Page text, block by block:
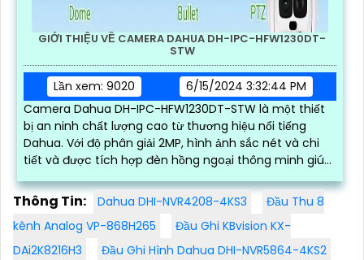
GIỚI THIỆU VỀ CAMERA DAHUA DH-IPC-HFW1230DT-
STW
Lần xem: 9020
6/15/2024 3:32:44 PM
Camera Dahua DH-IPC-HFW1230DT-STW là một thiết
bị an ninh chất lượng cao từ thương hiệu nổi tiếng
Dahua. Với độ phân giải 2MP, hình ảnh sắc nét và chi
tiết và được tích hợp đèn hồng ngoại thông minh giúp
quan sát trong điều kiện ánh sáng yếu
Thông Tin: Dahua DHI-NVR4208-4KS3
Đầu Thu 8
kênh Analog VP-868H265
Đầu Ghi KBvision KX-
DAi2K8216H3
Đầu Ghi Hình Dahua DHI-NVR5864-4KS2